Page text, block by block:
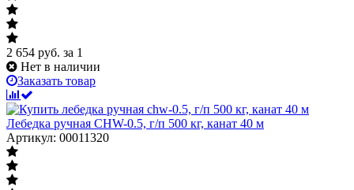
2 654 руб. за 1
Нет в наличии
Заказать товар
Лебедка ручная CHW-0.5, г/п 500 кг, канат 40 м
Артикул: 00011320